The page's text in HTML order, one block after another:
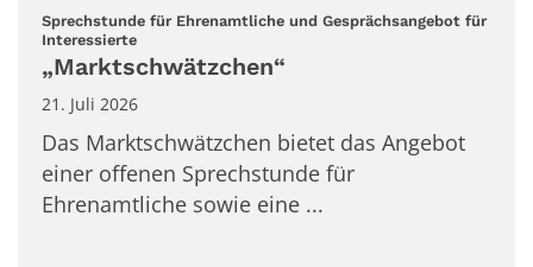
Sprechstunde für Ehrenamtliche und Gesprächsangebot für
Interessierte:
„Marktschwätzchen“
21. Juli 2026
Das Marktschwätzchen bietet das Angebot
einer offenen Sprechstunde für
Ehrenamtliche sowie eine ...